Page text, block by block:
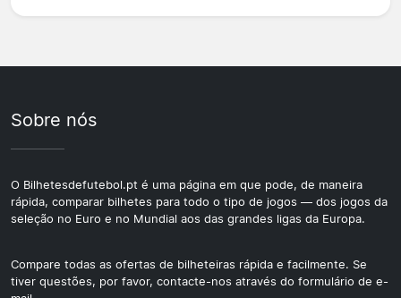
Sobre nós
O Bilhetesdefutebol.pt é uma página em que pode, de maneira
rápida, comparar bilhetes para todo o tipo de jogos — dos jogos da
seleção no Euro e no Mundial aos das grandes ligas da Europa.
Compare todas as ofertas de bilheteiras rápida e facilmente. Se
tiver questões, por favor, contacte-nos através do formulário de e-